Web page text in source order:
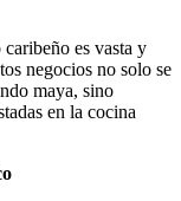
es vasta y
negocios no solo se
maya, sino
en la cocina